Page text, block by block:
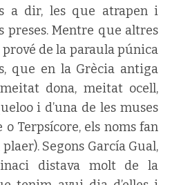
a dir, les que atrapen i
preses. Mentre que altres
de la paraula púnica
que en la Grècia antiga
dona, meitat ocell,
i d’una de les muses
o Terpsícore, els noms fan
Segons García Gual,
distava molt de la